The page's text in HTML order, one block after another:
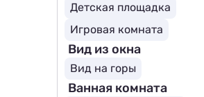
Детская площадка
Игровая комната
Вид из окна
Вид на горы
Ванная комната